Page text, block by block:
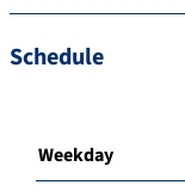
Schedule
Weekday